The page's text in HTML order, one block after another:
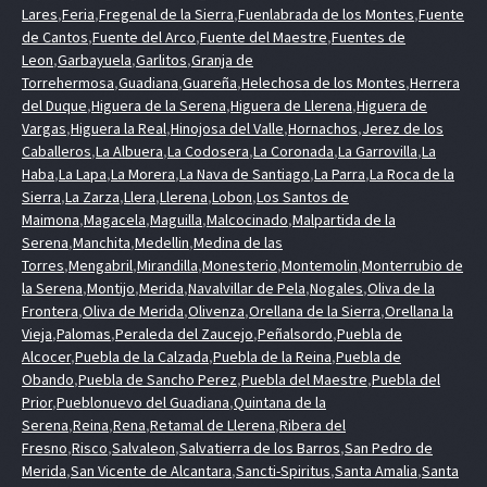
Lares,Feria,Fregenal de la Sierra,Fuenlabrada de los Montes,Fuente
de Cantos,Fuente del Arco,Fuente del Maestre,Fuentes de
Leon,Garbayuela,Garlitos,Granja de
Torrehermosa,Guadiana,Guareña,Helechosa de los Montes,Herrera
del Duque,Higuera de la Serena,Higuera de Llerena,Higuera de
Vargas,Higuera la Real,Hinojosa del Valle,Hornachos,Jerez de los
Caballeros,La Albuera,La Codosera,La Coronada,La Garrovilla,La
Haba,La Lapa,La Morera,La Nava de Santiago,La Parra,La Roca de la
Sierra,La Zarza,Llera,Llerena,Lobon,Los Santos de
Maimona,Magacela,Maguilla,Malcocinado,Malpartida de la
Serena,Manchita,Medellin,Medina de las
Torres,Mengabril,Mirandilla,Monesterio,Montemolin,Monterrubio de
la Serena,Montijo,Merida,Navalvillar de Pela,Nogales,Oliva de la
Frontera,Oliva de Merida,Olivenza,Orellana de la Sierra,Orellana la
Vieja,Palomas,Peraleda del Zaucejo,Peñalsordo,Puebla de
Alcocer,Puebla de la Calzada,Puebla de la Reina,Puebla de
Obando,Puebla de Sancho Perez,Puebla del Maestre,Puebla del
Prior,Pueblonuevo del Guadiana,Quintana de la
Serena,Reina,Rena,Retamal de Llerena,Ribera del
Fresno,Risco,Salvaleon,Salvatierra de los Barros,San Pedro de
Merida,San Vicente de Alcantara,Sancti-Spiritus,Santa Amalia,Santa